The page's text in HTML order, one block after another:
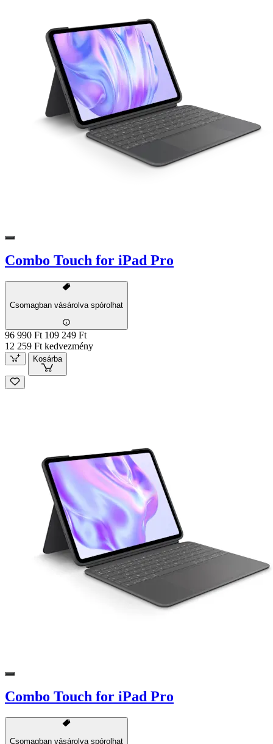
Combo Touch for iPad Pro
Csomagban vásárolva spórolhat
96 990 Ft 109 249 Ft
12 259 Ft kedvezmény
Kosárba
Combo Touch for iPad Pro
Csomagban vásárolva spórolhat